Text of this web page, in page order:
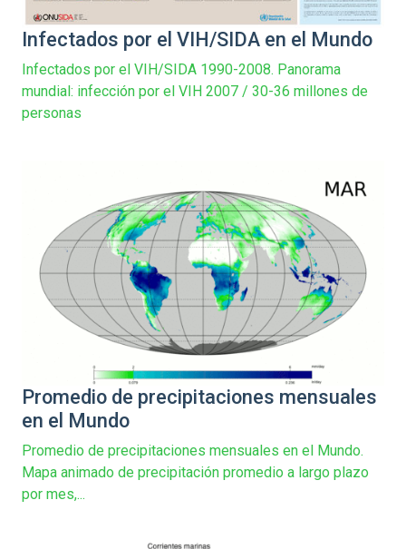
Infectados por el VIH/SIDA en el Mundo
Infectados por el VIH/SIDA 1990-2008. Panorama
mundial: infección por el VIH 2007 / 30-36 millones de
personas
Promedio de precipitaciones mensuales
en el Mundo
Promedio de precipitaciones mensuales en el Mundo.
Mapa animado de precipitación promedio a largo plazo
por mes,...